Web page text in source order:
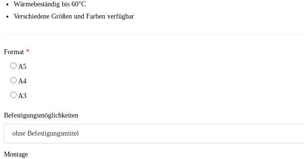
Wärmebeständig bis 60°C
Verschiedene Größen und Farben verfügbar
Format *
A5
A4
A3
Befestigungsmöglichkeiten
Montage